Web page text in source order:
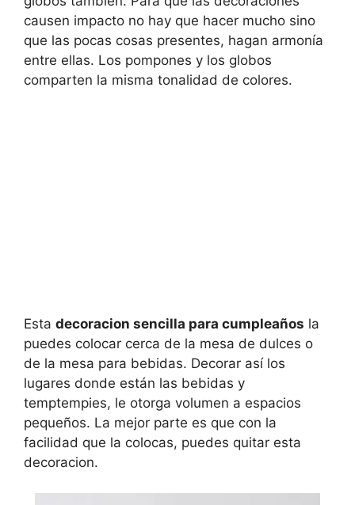
causen impacto no hay que hacer mucho sino
que las pocas cosas presentes, hagan armonía
entre ellas. Los pompones y los globos
comparten la misma tonalidad de colores.
Esta decoracion sencilla para cumpleaños la
puedes colocar cerca de la mesa de dulces o
de la mesa para bebidas. Decorar así los
lugares donde están las bebidas y
temptempies, le otorga volumen a espacios
pequeños. La mejor parte es que con la
facilidad que la colocas, puedes quitar esta
decoracion.